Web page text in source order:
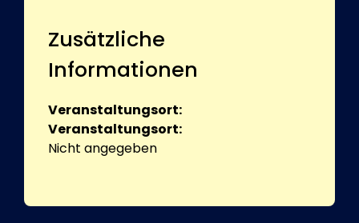
Zusätzliche
Informationen
Veranstaltungsort:
Veranstaltungsort:
Nicht angegeben